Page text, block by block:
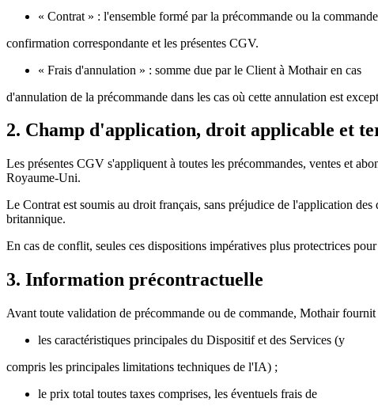
« Contrat » : l'ensemble formé par la précommande ou la
confirmation correspondante et les présentes CGV.
« Frais d'annulation » : somme due par le Client à Mothair en cas
d'annulation de la précommande dans les cas où cette annulation est
2. Champ d'application, droit applicable et
Les présentes CGV s'appliquent à toutes les précommandes, ventes et
Royaume‑Uni.
Le Contrat est soumis au droit français, sans préjudice de l'application
britannique.
En cas de conflit, seules ces dispositions impératives plus protectrices
3. Information précontractuelle
Avant toute validation de précommande ou de commande, Mothair
les caractéristiques principales du Dispositif et des Services (y
compris les principales limitations techniques de l'IA) ;
le prix total toutes taxes comprises, les éventuels frais de